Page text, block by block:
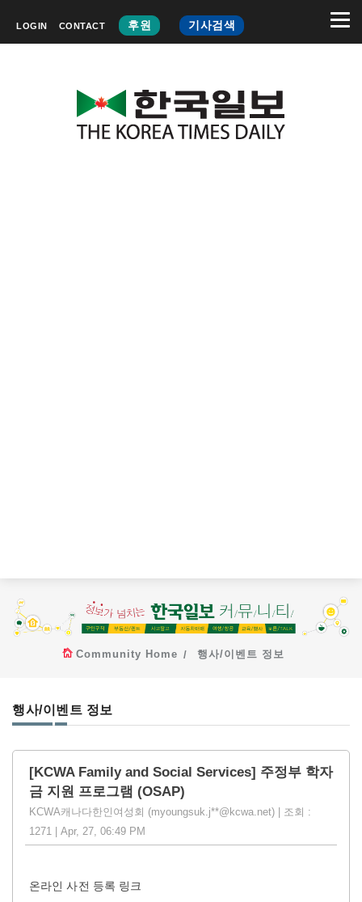
LOGIN CONTACT 후원 기사검색
Community Home 행사/이벤트 정보
행사/이벤트 정보
[KCWA Family and Social Services] 주정부 학자
금 지원 프로그램 (OSAP)
KCWA캐나다한인여성회 (myoungsuk.j**@kcwa.net) | 조회 :
1271 | Apr, 27, 06:49 PM
온라인 사전 등록 링크